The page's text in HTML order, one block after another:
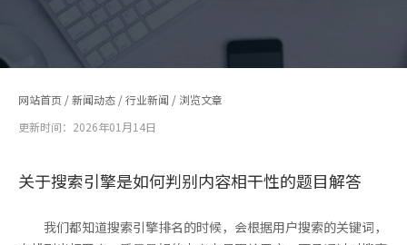
网站首页 /新闻动态 /行业新闻 / 浏览文章
更新时间：2026年01月14日
关于搜索引擎是如何判别内容相干性的题目解答
我们都知道搜索引擎排名的时候，会根据用户搜索的关键词，